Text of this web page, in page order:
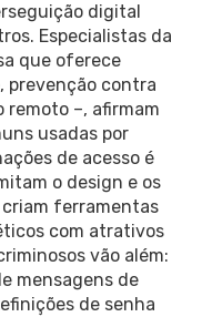
digital
Especialistas da
que oferece
prevenção contra
remoto –, afirmam
usadas por
de acesso é
o design e os
criam ferramentas
com atrativos
vão além:
mensagens de
de senha